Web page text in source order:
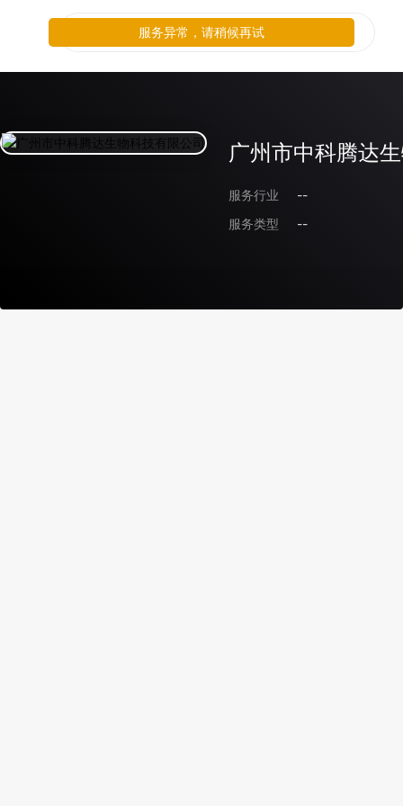
广州市中科腾达
服务行业
--
服务类型
--
服务异常，请稍候再试